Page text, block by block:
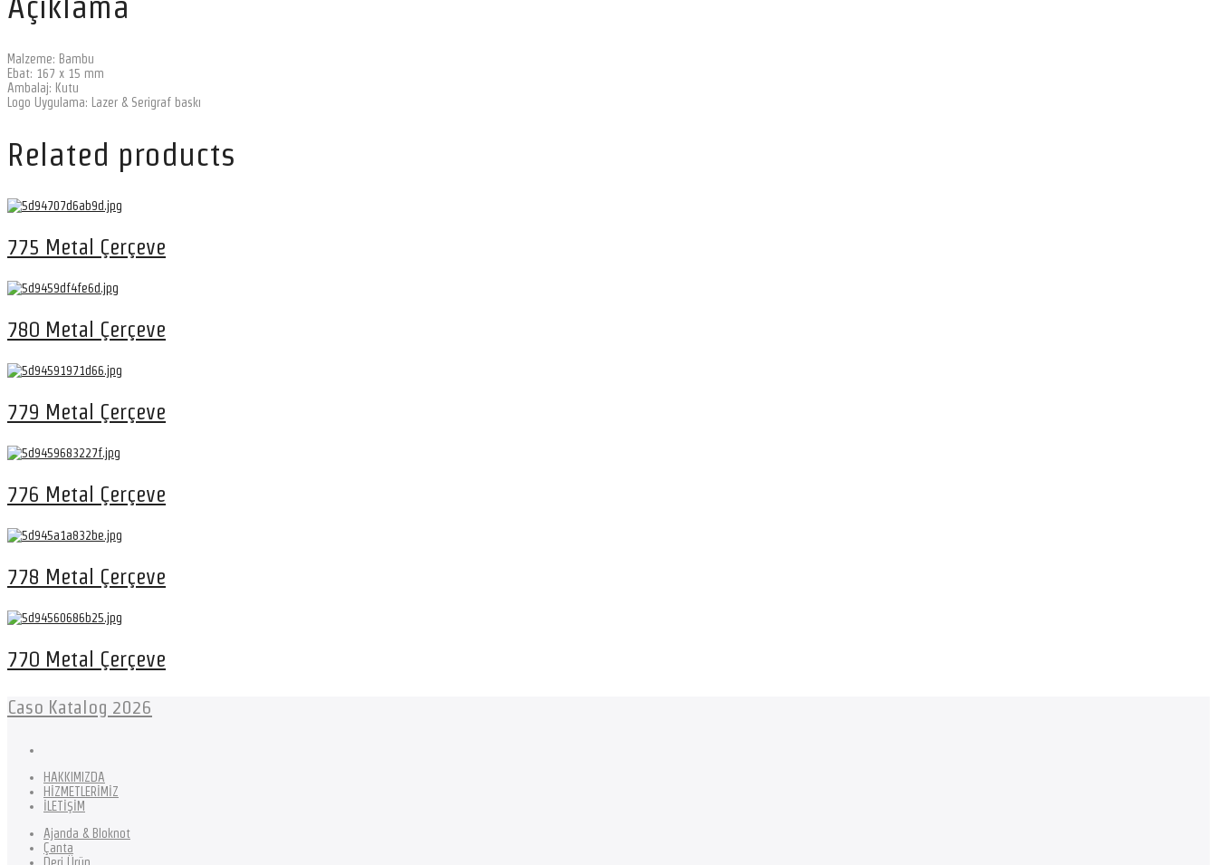
Malzeme: Bambu
Ebat: 167 x 15 mm
Ambalaj: Kutu
Logo Uygulama: Lazer & Serigraf baskı
Related products
775 Metal Çerçeve
780 Metal Çerçeve
779 Metal Çerçeve
776 Metal Çerçeve
778 Metal Çerçeve
770 Metal Çerçeve
Caso Katalog 2026
HAKKIMIZDA
HİZMETLERİMİZ
İLETİŞİM
Ajanda & Bloknot
Çanta